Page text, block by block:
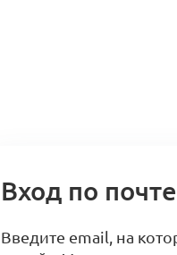
Вход по почте
Введите email, на